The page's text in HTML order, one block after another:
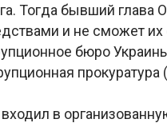
Тогда бывший глава
и не сможет их
бюро
в